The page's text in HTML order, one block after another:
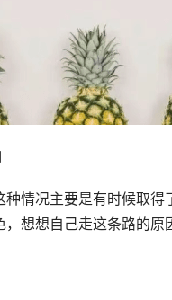
情况主要是有时候取
想想自己走这条路的原